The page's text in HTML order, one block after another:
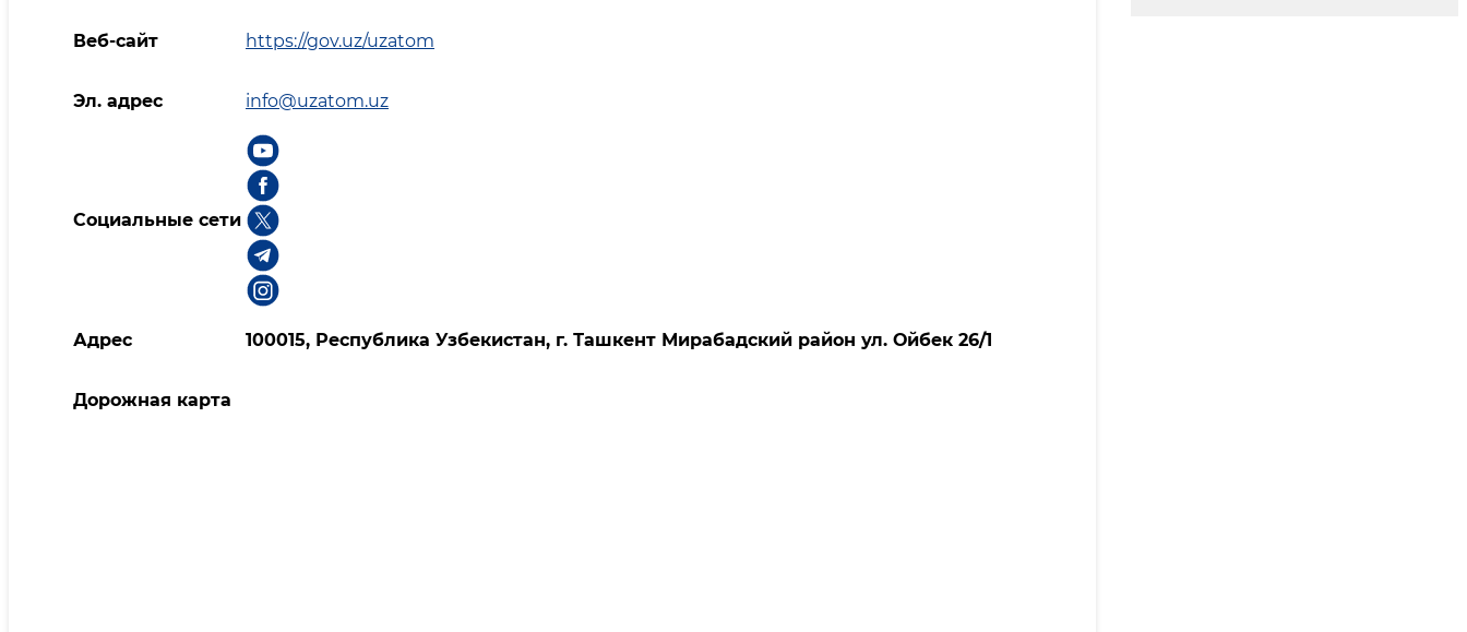
Веб-сайт https://gov.uz/uzatom
Эл. адрес info@uzatom.uz
Социальные сети
Адрес 100015, Республика Узбекистан, г. Ташкент Мирабадский район ул. Ойбек 26/1
Дорожная карта